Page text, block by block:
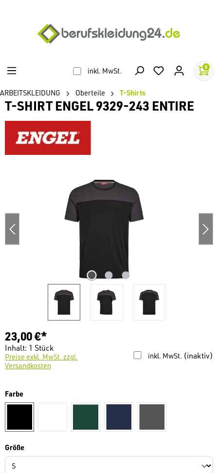
inkl. MwSt. 0
ARBEITSKLEIDUNG Oberteile T-Shirts
T-SHIRT ENGEL 9329-243 ENTIRE
23,00 €*
Inhalt: 1 Stück
inkl. MwSt. (inaktiv)
Preise exkl. MwSt. zzgl.
Versandkosten
Farbeauswählen
Größeauswählen